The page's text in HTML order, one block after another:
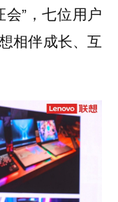
”，七位用户
相伴成长、互